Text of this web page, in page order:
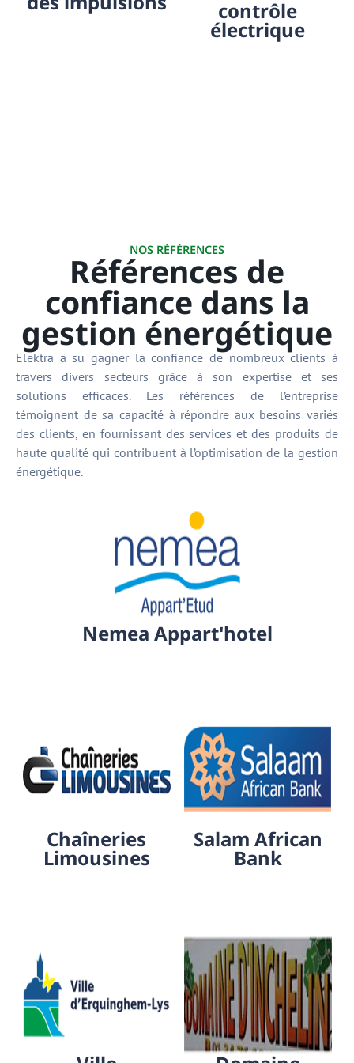
contrôle
électrique
NOS RÉFÉRENCES
Références de
confiance dans la
gestion énergétique
Elektra a su gagner la confiance de nombreux clients à
travers divers secteurs grâce à son expertise et ses
solutions efficaces. Les références de l’entreprise
témoignent de sa capacité à répondre aux besoins variés
des clients, en fournissant des services et des produits de
haute qualité qui contribuent à l’optimisation de la gestion
énergétique.
Nemea Appart'hotel
Chaîneries
Limousines
Salam African
Bank